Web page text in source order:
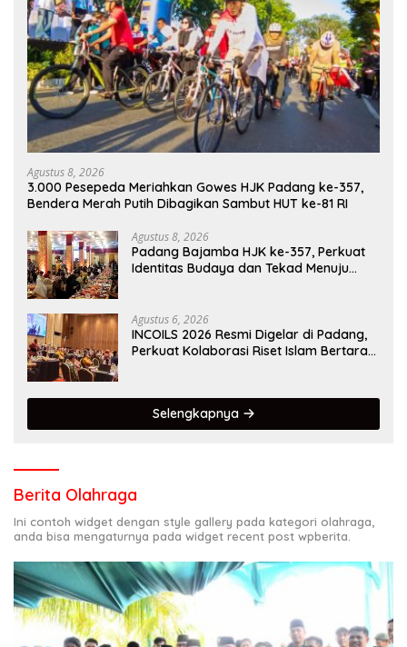
Agustus 8, 2026
3.000 Pesepeda Meriahkan Gowes HJK Padang ke-357,
Bendera Merah Putih Dibagikan Sambut HUT ke-81 RI
Agustus 8, 2026
Padang Bajamba HJK ke-357, Perkuat
Identitas Budaya dan Tekad Menuju
Agustus 6, 2026
INCOILS 2026 Resmi Digelar di Padang,
Perkuat Kolaborasi Riset Islam Bertaraf
Selengkapnya
Berita Olahraga
Ini contoh widget dengan style gallery pada kategori olahraga,
anda bisa mengaturnya pada widget recent post wpberita.